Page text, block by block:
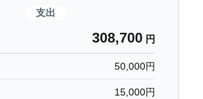
支出
308,700 円
50,000円
15,000円